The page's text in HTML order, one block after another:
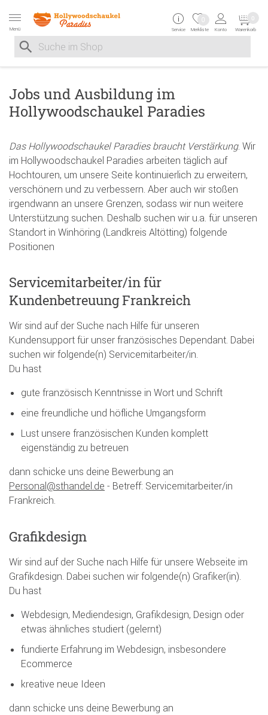
Menü
Suche nach
Suche im Shop, nach der Eingabe von 3 Buchstaben
Service Merkliste
0
Konto Warenkorb
0
Jobs und Ausbildung im
Hollywoodschaukel Paradies
Das Hollywoodschaukel Paradies braucht Verstärkung. Wir
im Hollywoodschaukel Paradies arbeiten täglich auf
Hochtouren, um unsere Seite kontinuierlich zu erweitern,
verschönern und zu verbessern. Aber auch wir stoßen
irgendwann an unsere Grenzen, sodass wir nun weitere
Unterstützung suchen. Deshalb suchen wir u.a. für unseren
Standort in Winhöring (Landkreis Altötting) folgende
Positionen
Servicemitarbeiter/in für
Kundenbetreuung Frankreich
Wir sind auf der Suche nach Hilfe für unseren
Kundensupport für unser französisches Dependant. Dabei
suchen wir folgende(n) Servicemitarbeiter/in.
Du hast
gute französisch Kenntnisse in Wort und Schrift
eine freundliche und höfliche Umgangsform
Lust unsere französischen Kunden komplett
eigenständig zu betreuen
dann schicke uns deine Bewerbung an
Personal@sthandel.de - Betreff: Servicemitarbeiter/in
Frankreich.
Grafikdesign
Wir sind auf der Suche nach Hilfe für unsere Webseite im
Grafikdesign. Dabei suchen wir folgende(n) Grafiker(in).
Du hast
Webdesign, Mediendesign, Grafikdesign, Design oder
etwas ähnliches studiert (gelernt)
fundierte Erfahrung im Webdesign, insbesondere
Ecommerce
kreative neue Ideen
dann schicke uns deine Bewerbung an